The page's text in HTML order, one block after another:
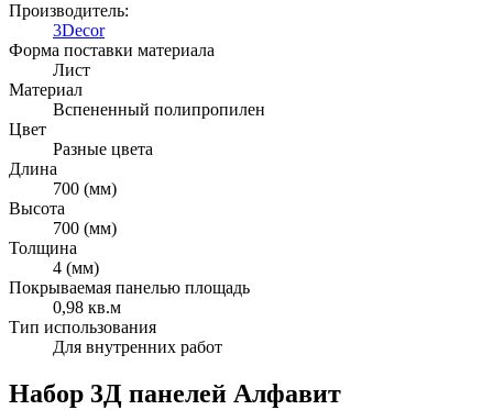
Производитель:
3Decor
Форма поставки материала
Лист
Материал
Вспененный полипропилен
Цвет
Разные цвета
Длина
700 (мм)
Высота
700 (мм)
Толщина
4 (мм)
Покрываемая панелью площадь
0,98 кв.м
Тип использования
Для внутренних работ
Набор 3Д панелей Алфавит